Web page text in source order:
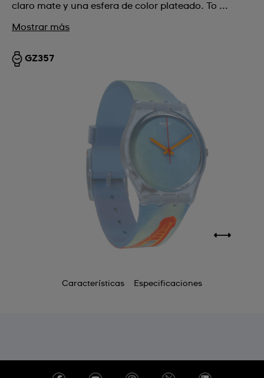
claro mate y una esfera de color plateado. To ...
Mostrar más
GZ357
Características Especificaciones